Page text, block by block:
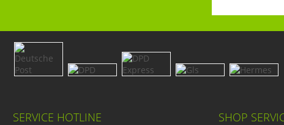
SERVICE HOTLINE SHOP